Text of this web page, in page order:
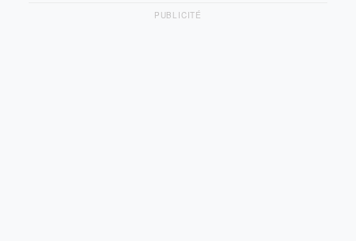
PUBLICITÉ